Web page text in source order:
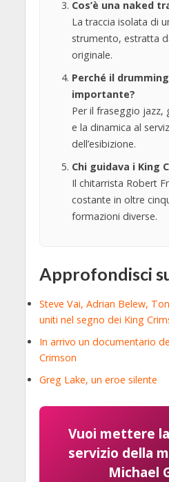
Cos’è una naked
La traccia isolata di
strumento, estratta
originale.
Perché il
importante?
Per il fraseggio jazz,
e la dinamica al
dell’esibizione.
Chi guidava i King
Il chitarrista Robert
costante in oltre
formazioni diverse.
Approfondisci
Steve Vai, Adrian Belew,
uniti nel segno dei King
In arrivo un documentario
Crimson
Greg Lake, un eroe silente
Vuoi mettere
servizio della
Michael